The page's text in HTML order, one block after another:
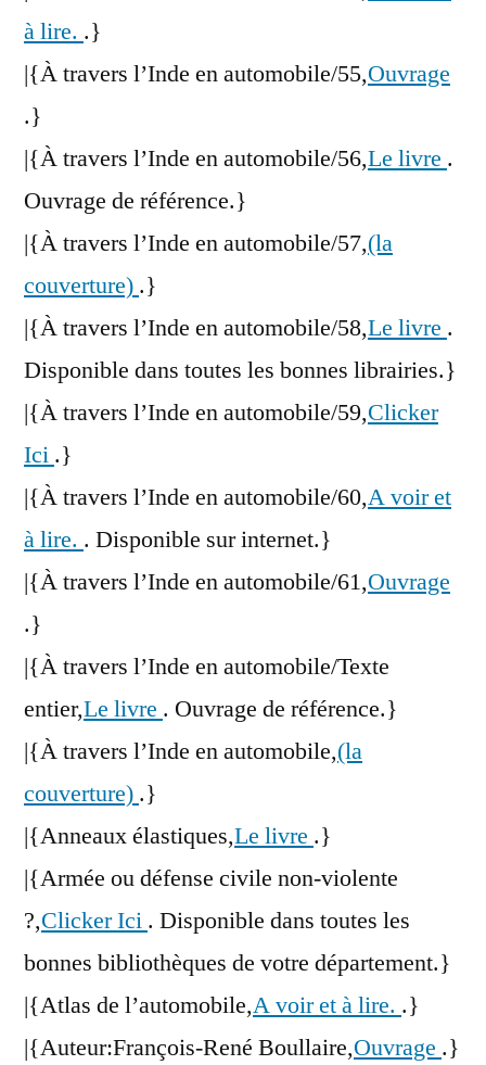
à lire. .}
|{À travers l’Inde en automobile/55,Ouvrage
.}
|{À travers l’Inde en automobile/56,Le livre .
Ouvrage de référence.}
|{À travers l’Inde en automobile/57,(la
couverture) .}
|{À travers l’Inde en automobile/58,Le livre .
Disponible dans toutes les bonnes librairies.}
|{À travers l’Inde en automobile/59,Clicker
Ici .}
|{À travers l’Inde en automobile/60,A voir et
à lire. . Disponible sur internet.}
|{À travers l’Inde en automobile/61,Ouvrage
.}
|{À travers l’Inde en automobile/Texte
entier,Le livre . Ouvrage de référence.}
|{À travers l’Inde en automobile,(la
couverture) .}
|{Anneaux élastiques,Le livre .}
|{Armée ou défense civile non-violente
?,Clicker Ici . Disponible dans toutes les
bonnes bibliothèques de votre département.}
|{Atlas de l’automobile,A voir et à lire. .}
|{Auteur:François-René Boullaire,Ouvrage .}